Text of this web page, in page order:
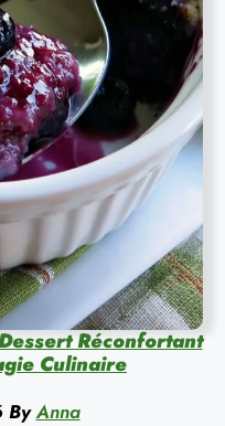
Réconfortant
Culinaire
By Anna